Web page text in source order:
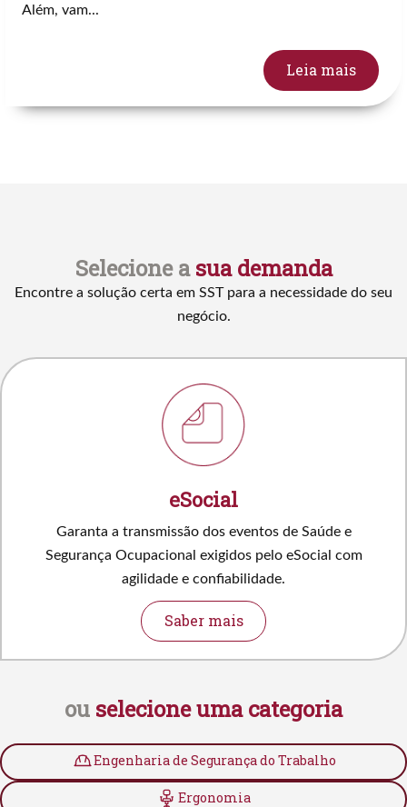
Além, vam...
Leia mais
Selecione asua demanda
Encontre a solução certa em SST para a necessidade do seu
negócio.
eSocial
Garanta a transmissão dos eventos de Saúde e
Segurança Ocupacional exigidos pelo eSocial com
agilidade e confiabilidade.
Saber mais
ou selecione uma categoria
Engenharia de Segurança do Trabalho
Ergonomia